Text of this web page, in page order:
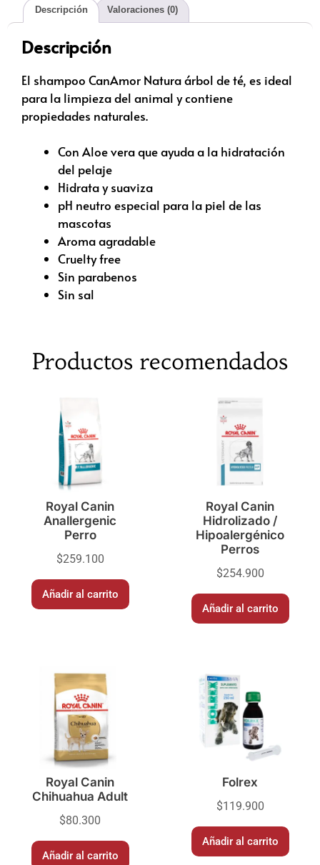
Descripción Valoraciones (0)
Descripción
El shampoo CanAmor Natura árbol de té, es ideal
para la limpieza del animal y contiene
propiedades naturales.
Con Aloe vera que ayuda a la hidratación
del pelaje
Hidrata y suaviza
pH neutro especial para la piel de las
mascotas
Aroma agradable
Cruelty free
Sin parabenos
Sin sal
Productos recomendados
Royal Canin
Anallergenic
Perro
$259.100
Añadir al carrito
Royal Canin
Hidrolizado /
Hipoalergénico
Perros
$254.900
Añadir al carrito
Royal Canin
Chihuahua Adult
$80.300
Añadir al carrito
Folrex
$119.900
Añadir al carrito